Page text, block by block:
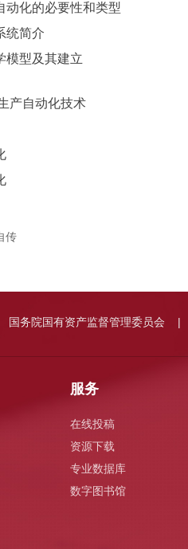
传
动化的必要性和类型
统简介
模型及其建立
产自动化技术
服务
在线投稿
资源下载
专业数据库
数字图书馆
国务院国有资产监督管理委员会 |